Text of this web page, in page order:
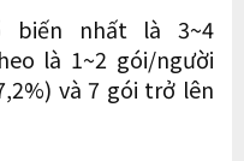
biến nhất là 3~4
là 1~2 gói/người
và 7 gói trở lên